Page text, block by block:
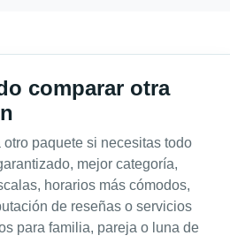
comparar otra
otro paquete si necesitas todo
mejor categoría,
horarios más cómodos,
de reseñas o servicios
para familia, pareja o luna de